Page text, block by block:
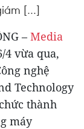
[…]
– Media
4 vừa qua,
nghệ
Technology
thành
máy